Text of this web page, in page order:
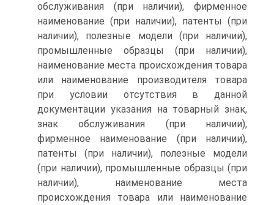
обслуживания (при наличии), фирменное
наименование (при наличии), патенты (при
наличии), полезные модели (при наличии),
промышленные образцы (при наличии),
наименование места происхождения товара
или наименование производителя товара
при условии отсутствия в данной
документации указания на товарный знак,
знак обслуживания (при наличии),
фирменное наименование (при наличии),
патенты (при наличии), полезные модели
(при наличии), промышленные образцы (при
наличии), наименование места
происхождения товара или наименование